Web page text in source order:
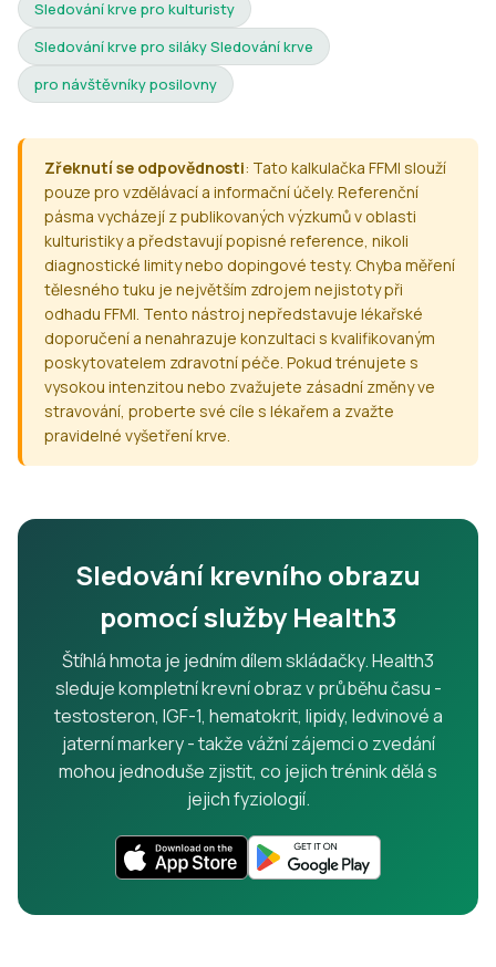
Sledování krve pro kulturisty
Sledování krve pro siláky Sledování krve
pro návštěvníky posilovny
Zřeknutí se odpovědnosti: Tato kalkulačka FFMI slouží
pouze pro vzdělávací a informační účely. Referenční
pásma vycházejí z publikovaných výzkumů v oblasti
kulturistiky a představují popisné reference, nikoli
diagnostické limity nebo dopingové testy. Chyba měření
tělesného tuku je největším zdrojem nejistoty při
odhadu FFMI. Tento nástroj nepředstavuje lékařské
doporučení a nenahrazuje konzultaci s kvalifikovaným
poskytovatelem zdravotní péče. Pokud trénujete s
vysokou intenzitou nebo zvažujete zásadní změny ve
stravování, proberte své cíle s lékařem a zvažte
pravidelné vyšetření krve.
Sledování krevního obrazu
pomocí služby Health3
Štíhlá hmota je jedním dílem skládačky. Health3
sleduje kompletní krevní obraz v průběhu času -
testosteron, IGF-1, hematokrit, lipidy, ledvinové a
jaterní markery - takže vážní zájemci o zvedání
mohou jednoduše zjistit, co jejich trénink dělá s
jejich fyziologií.